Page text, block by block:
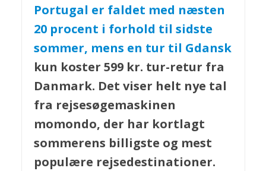
Portugal er faldet med næsten
20 procent i forhold til sidste
sommer, mens en tur til Gdansk
kun koster 599 kr. tur-retur fra
Danmark. Det viser helt nye tal
fra rejsesøgemaskinen
momondo, der har kortlagt
sommerens billigste og mest
populære rejsedestinationer.